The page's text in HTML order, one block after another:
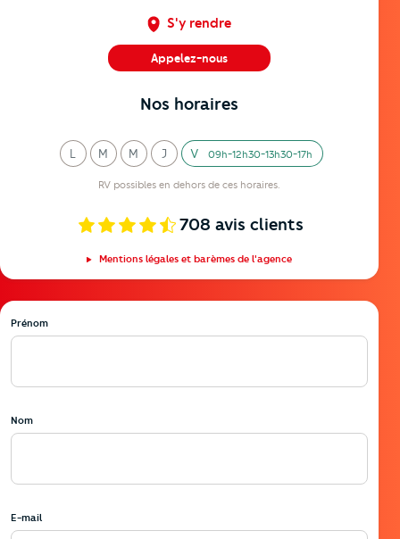
S'y rendre
Appelez-nous
Nos horaires
L
undi
M
ardi
M
ercredi
J
eudi
V
endredi
09h-12h30-13h30-17h
RV possibles en dehors de ces horaires.
708 avis clients
Mentions légales et barèmes de l'agence
Prénom
Nom
E-mail